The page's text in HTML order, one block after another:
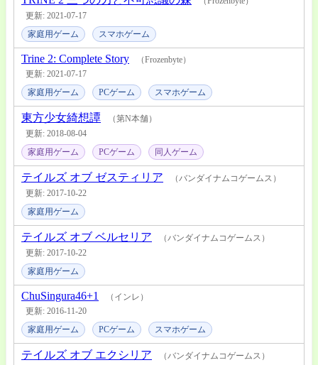
更新: 2021-07-17
家庭用ゲーム
スマホゲーム
Trine 2: Complete Story
（Frozenbyte）
更新: 2021-07-17
家庭用ゲーム
PCゲーム スマホゲーム
東方少女綺想譚
（第N本舗）
更新: 2018-08-04
家庭用ゲーム
PCゲーム 同人ゲーム
テイルズ オブ ゼスティリア
（バンダイナムコゲームス）
更新: 2017-10-22
家庭用ゲーム
テイルズ オブ ベルセリア
（バンダイナムコゲームス）
更新: 2017-10-22
家庭用ゲーム
ChuSingura46+1
（インレ）
更新: 2016-11-20
家庭用ゲーム
PCゲーム スマホゲーム
テイルズ オブ エクシリア
（バンダイナムコゲームス）